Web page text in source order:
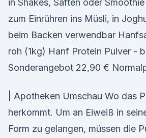
in Shakes, Säften oder
zum Einrühren ins Müsli, in
beim Backen verwendbar
roh (1kg) Hanf Protein Pulver -
Sonderangebot 22,90 €
| Apotheken Umschau Wo das
herkommt. Um an Eiweiß in
Form zu gelangen, müssen die